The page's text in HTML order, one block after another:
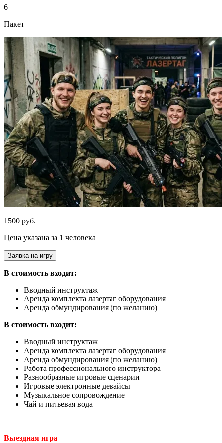
6+
Пакет
1500 руб.
Цена указана за 1 человека
Заявка на игру
В стоимость входит:
Вводный инструктаж
Аренда комплекта лазертаг оборудования
Аренда обмундирования (по желанию)
В стоимость входит:
Вводный инструктаж
Аренда комплекта лазертаг оборудования
Аренда обмундирования (по желанию)
Работа профессионального инструктора
Разнообразные игровые сценарии
Игровые электронные девайсы
Музыкальное сопровождение
Чай и питьевая вода
Выездная игра